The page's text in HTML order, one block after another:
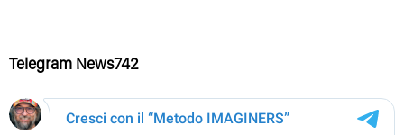
Telegram News742